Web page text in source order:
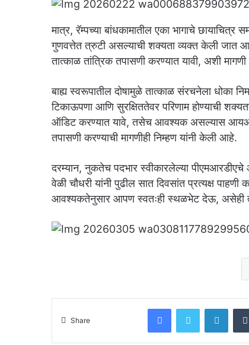
मात्र, रॅम्पच्या बांधकामातील एका भागाचे
गुणवत्तेत त्रुटी असल्याची शक्यता व्यक्त केली जात आहे.
तात्काळ तांत्रिक तपासणी करण्यात यावी, अशी
बाह्य स्वरूपातील दोषामुळे तात्काळ संरचनेला धोका
टिकाऊपणा आणि सुरक्षिततेवर परिणाम होण्याची
ऑडिट करण्यात यावे, तसेच आवश्यक असल्यास
तपासणी करण्याची मागणीही निम्हण यांनी केली आहे.
दरम्यान, नुकतेच पदभार स्वीकारलेल्या
वेळी चौधरी यांनी पुढील सात दिवसांत प्रत्यक्ष
आवश्यकतेनुसार आपण स्वतःही स्थळभेट देऊ, असेही
Share
FacebookTwitter